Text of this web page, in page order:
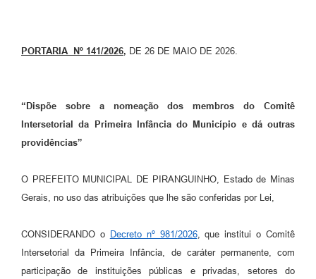
PORTARIA Nº 141/2026, DE 26 DE MAIO DE 2026.
“Dispõe sobre a nomeação dos membros do Comitê
Intersetorial da Primeira Infância do Município e dá outras
providências”
O PREFEITO MUNICIPAL DE PIRANGUINHO, Estado de Minas
Gerais, no uso das atribuições que lhe são conferidas por Lei,
CONSIDERANDO o Decreto nº 981/2026, que institui o Comitê
Intersetorial da Primeira Infância, de caráter permanente, com
participação de instituições públicas e privadas, setores do